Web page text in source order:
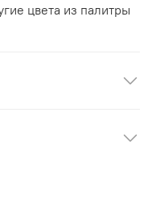
цвета из палитры